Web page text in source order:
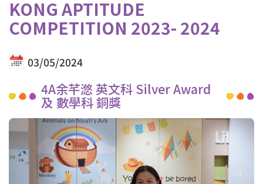
KONG APTITUDE
COMPETITION 2023- 2024
03/05/2024
4A余芊滺 英文科 Silver Award
及 數學科 銅獎